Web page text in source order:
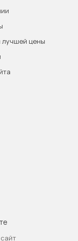
лучшей цены